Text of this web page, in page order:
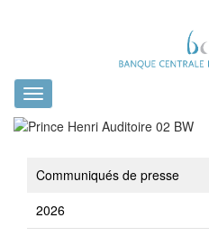
Toggle
navigation
Communiqués de presse
2026